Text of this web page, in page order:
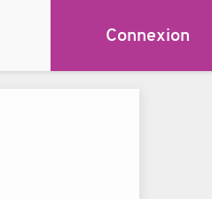
Connexion